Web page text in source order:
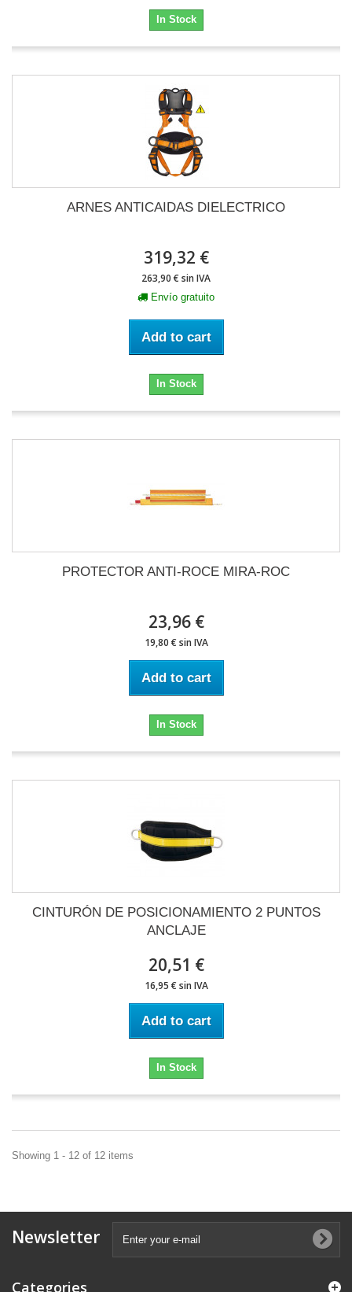
In Stock
ARNES ANTICAIDAS DIELECTRICO
319,32 €
263,90 € sin IVA
Envío gratuito
Add to cart
In Stock
PROTECTOR ANTI-ROCE MIRA-ROC
23,96 €
19,80 € sin IVA
Add to cart
In Stock
CINTURÓN DE POSICIONAMIENTO 2 PUNTOS
ANCLAJE
20,51 €
16,95 € sin IVA
Add to cart
In Stock
Showing 1 - 12 of 12 items
Newsletter
Categories